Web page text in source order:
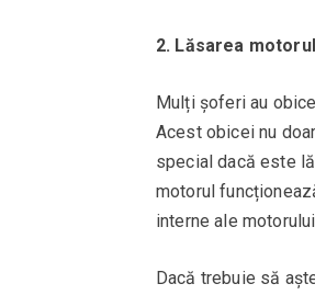
2. Lăsarea
Mulți șoferi au
Acest obicei nu
special dacă este
motorul
interne ale
Dacă trebuie să